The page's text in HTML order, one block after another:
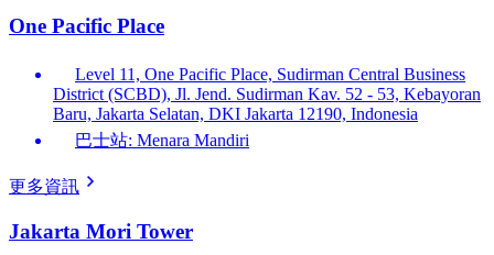
One Pacific Place
Level 11, One Pacific Place, Sudirman Central Business
District (SCBD), Jl. Jend. Sudirman Kav. 52 - 53, Kebayoran
Baru, Jakarta Selatan, DKI Jakarta 12190, Indonesia
巴士站: Menara Mandiri
更多資訊
Jakarta Mori Tower